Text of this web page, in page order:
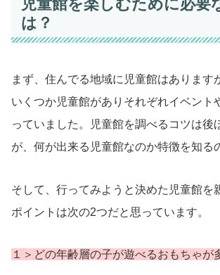
児童館を楽しむために必要
は？
まず、住んでる地域に児童館はあります
いくつか児童館がありそれぞれイベント
っていました。児童館を調べるコツは後
が、何が出来る児童館なのか特徴を知る
そして、行ってみようと決めた児童館を
ポイントは次の2つだと思っています。
１＞どの年齢層の子が遊べるおもちゃが